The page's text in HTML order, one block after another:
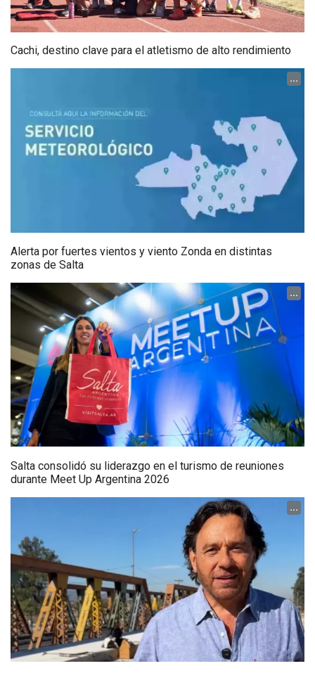
Cachi, destino clave para el atletismo de alto rendimiento
...
Alerta por fuertes vientos y viento Zonda en distintas
zonas de Salta
...
Salta consolidó su liderazgo en el turismo de reuniones
durante Meet Up Argentina 2026
...